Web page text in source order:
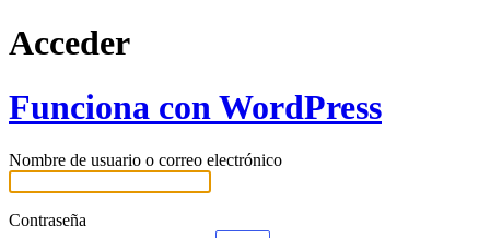
Acceder
Funciona con WordPress
Nombre de usuario o correo electrónico
Contraseña